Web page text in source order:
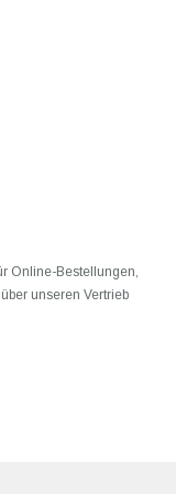
Online-Bestellungen,
unseren Vertrieb